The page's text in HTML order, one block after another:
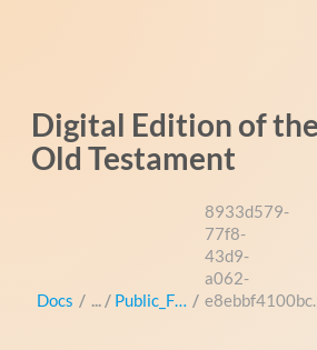
Digital Edition of
Old Testament
Docs / Public_Files /
8933d579-
77f8-
43d9-
a062-